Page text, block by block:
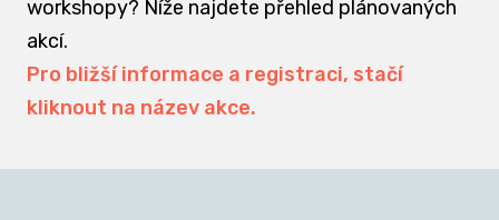
workshopy? Níže najdete přehled plánovaných
akcí.
Pro bližší informace a registraci, stačí
kliknout na název akce.